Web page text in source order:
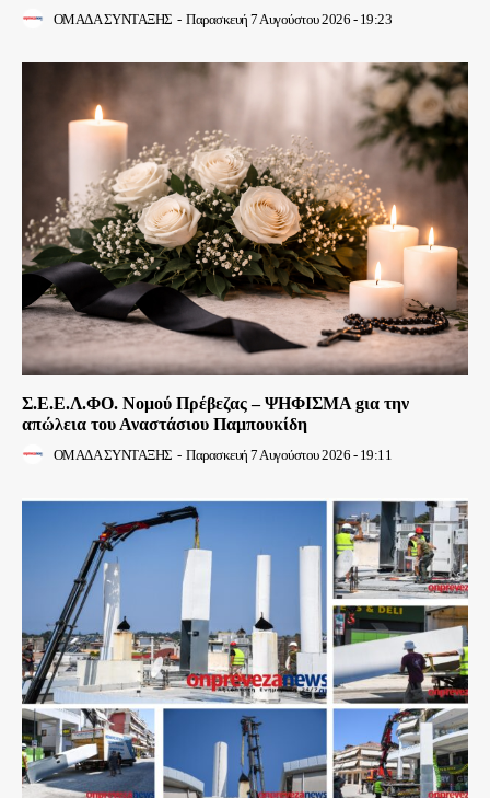
ΟΜΑΔΑ ΣΥΝΤΑΞΗΣ - Παρασκευή 7 Αυγούστου 2026 - 19:23
Σ.Ε.Ε.Λ.ΦΟ. Νομού Πρέβεζας – ΨΗΦΙΣΜΑ gια την
απώλεια του Αναστάσιου Παμπουκίδη
ΟΜΑΔΑ ΣΥΝΤΑΞΗΣ - Παρασκευή 7 Αυγούστου 2026 - 19:11